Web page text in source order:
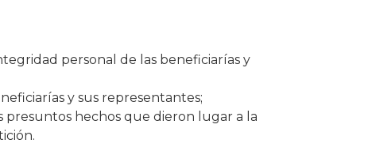
personal de las beneficiarías y
y sus representantes;
presuntos hechos que dieron lugar a la